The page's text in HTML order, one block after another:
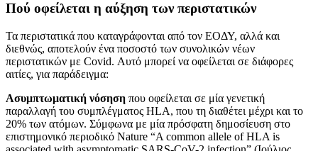
Πού οφείλεται η αύξηση των περιστατικών
Τα περιστατικά που καταγράφονται από τον ΕΟΔΥ, αλλά και
διεθνώς, αποτελούν ένα ποσοστό των συνολικών νέων
περιστατικών με Covid. Αυτό μπορεί να οφείλεται σε διάφορες
αιτίες, για παράδειγμα:
Ασυμπτωματική νόσηση που οφείλεται σε μία γενετική
παραλλαγή του συμπλέγματος HLA, που τη διαθέτει μέχρι και το
20% των ατόμων. Σύμφωνα με μία πρόσφατη δημοσίευση στο
επιστημονικό περιοδικό Nature “A common allele of HLA is